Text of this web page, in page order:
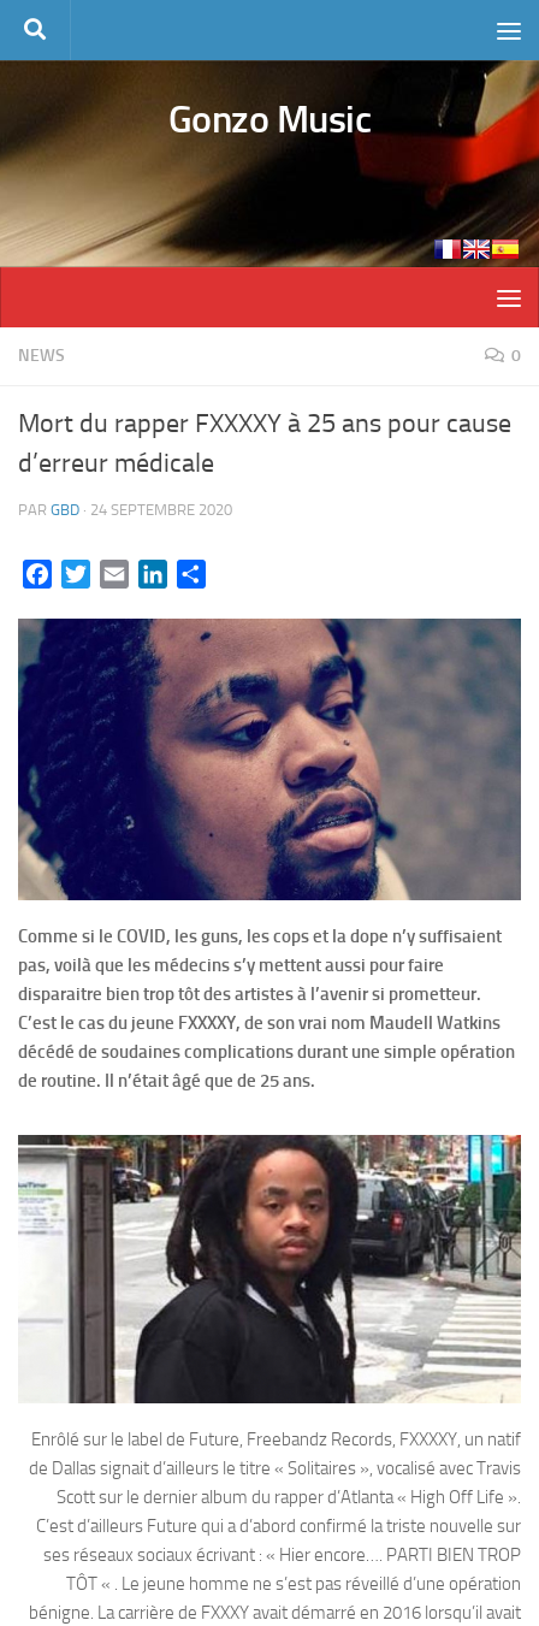
Skip to content
Gonzo Music
NEWS 0
Mort du rapper FXXXXY à 25 ans pour cause
d’erreur médicale
PAR GBD · 24 SEPTEMBRE 2020
FacebookTwitterEmail LinkedIn
Comme si le COVID, les guns, les cops et la dope n’y suffisaient
pas, voilà que les médecins s’y mettent aussi pour faire
disparaitre bien trop tôt des artistes à l’avenir si prometteur.
C’est le cas du jeune FXXXXY, de son vrai nom Maudell Watkins
décédé de soudaines complications durant une simple opération
de routine. Il n’était âgé que de 25 ans.
Enrôlé sur le label de Future, Freebandz Records, FXXXXY, un natif
de Dallas signait d’ailleurs le titre « Solitaires », vocalisé avec Travis
Scott sur le dernier album du rapper d’Atlanta « High Off Life ».
C’est d’ailleurs Future qui a d’abord confirmé la triste nouvelle sur
ses réseaux sociaux écrivant : « Hier encore…. PARTI BIEN TROP
TÔT « . Le jeune homme ne s’est pas réveillé d’une opération
bénigne. La carrière de FXXXY avait démarré en 2016 lorsqu’il avait